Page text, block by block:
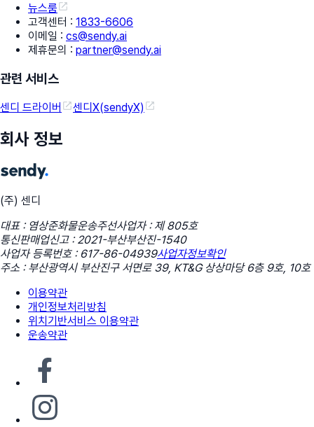
뉴스룸
고객센터 : 1833-6606
이메일 : cs@sendy.ai
제휴문의 : partner@sendy.ai
관련 서비스
센디 드라이버 센디X(sendyX)
회사 정보
(주) 센디
대표 : 염상준화물운송주선사업자 : 제 805호
통신판매업신고 : 2021-부산부산진-1540
사업자 등록번호 : 617-86-04939사업자정보확인
주소 : 부산광역시 부산진구 서면로 39, KT&G 상상마당 6층 9호, 10호
이용약관
개인정보처리방침
위치기반서비스 이용약관
운송약관